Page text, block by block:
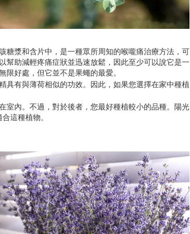
糖漿和含片中，是一種眾所周知的喉嚨痛治療方法，可
幫助減輕疼痛症狀並迅速放鬆，因此至少可以說它是一
限好處，但它並不是果蠅的最愛。
具有與薄荷相似的功效。因此，如果您選擇在家中種植
室內。不過，對於後者，您最好種植較小的品種。陽光
這種植物。